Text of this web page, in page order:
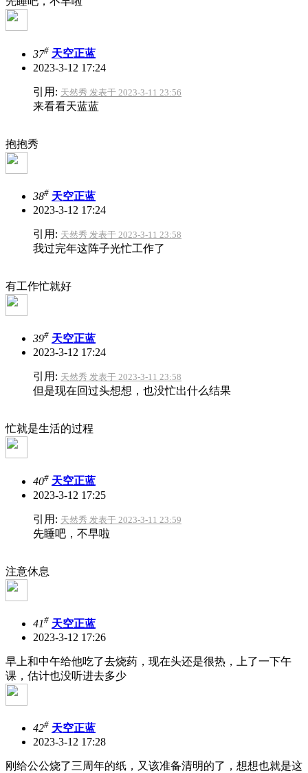
37# 天空正蓝
2023-3-12 17:24
引用: 天然秀 发表于 2023-3-11 23:56
来看看天蓝蓝
抱抱秀
38# 天空正蓝
2023-3-12 17:24
引用: 天然秀 发表于 2023-3-11 23:58
我过完年这阵子光忙工作了
有工作忙就好
39# 天空正蓝
2023-3-12 17:24
引用: 天然秀 发表于 2023-3-11 23:58
但是现在回过头想想，也没忙出什么结果
忙就是生活的过程
40# 天空正蓝
2023-3-12 17:25
引用: 天然秀 发表于 2023-3-11 23:59
先睡吧，不早啦
注意休息
41# 天空正蓝
2023-3-12 17:26
早上和中午给他吃了去烧药，现在头还是很热，上了一下午
课，估计也没听进去多少
42# 天空正蓝
2023-3-12 17:28
刚给公公烧了三周年的纸，又该准备清明的了，想想也就是这